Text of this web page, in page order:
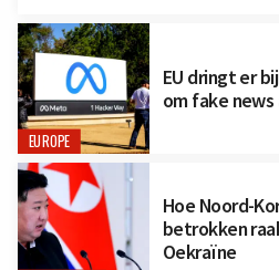
EUROPE
EU dringt er
om fake
Hoe Noord-
betrokken
Oekraïne